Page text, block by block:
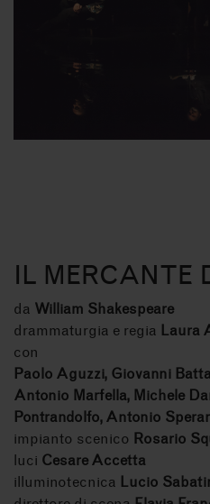
IL MERCANTE
da William Shakespeare
drammaturgia e regia Laura
con
Paolo Aguzzi, Giovanni
Antonio Marfella, Michele
Pontrandolfo, Antonio
impianto scenico Rosario
luci Cesare Accetta
illuminotecnica Lucio